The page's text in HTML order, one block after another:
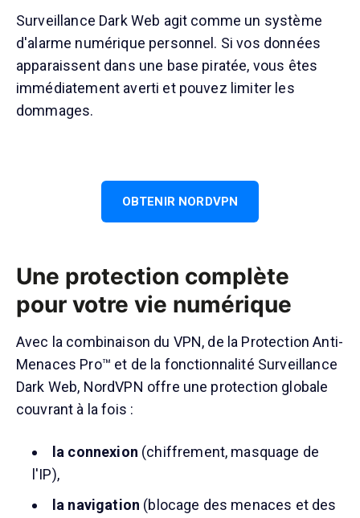
Surveillance Dark Web agit comme un système
d'alarme numérique personnel. Si vos données
apparaissent dans une base piratée, vous êtes
immédiatement averti et pouvez limiter les
dommages.
OBTENIR NORDVPN
Une protection complète
pour votre vie numérique
Avec la combinaison du VPN, de la Protection Anti-
Menaces Pro™ et de la fonctionnalité Surveillance
Dark Web, NordVPN offre une protection globale
couvrant à la fois :
la connexion (chiffrement, masquage de
l'IP),
la navigation (blocage des menaces et des